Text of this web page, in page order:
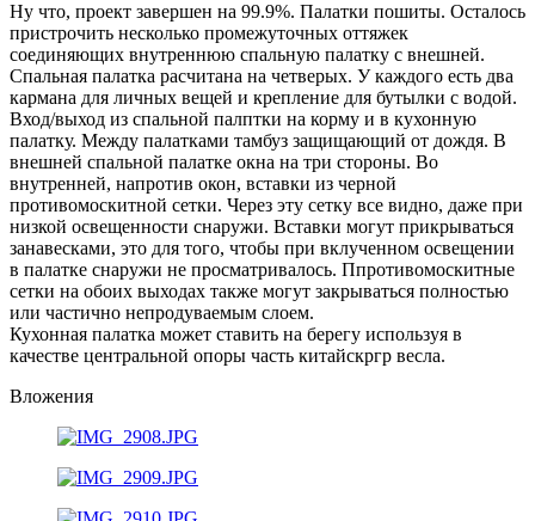
Ну что, проект завершен на 99.9%. Палатки пошиты. Осталось
пристрочить несколько промежуточных оттяжек
соединяющих внутреннюю спальную палатку с внешней.
Спальная палатка расчитана на четверых. У каждого есть два
кармана для личных вещей и крепление для бутылки с водой.
Вход/выход из спальной палптки на корму и в кухонную
палатку. Между палатками тамбуз защищающий от дождя. В
внешней спальной палатке окна на три стороны. Во
внутренней, напротив окон, вставки из черной
противомоскитной сетки. Через эту сетку все видно, даже при
низкой освещенности снаружи. Вставки могут прикрываться
занавесками, это для того, чтобы при вклученном освещении
в палатке снаружи не просматривалось. Ппротивомоскитные
сетки на обоих выходах также могут закрываться полностью
или частично непродуваемым слоем.
Кухонная палатка может ставить на берегу используя в
качестве центральной опоры часть китайскргр весла.
Вложения